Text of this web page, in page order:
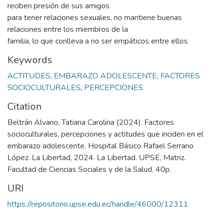
reciben presión de sus amigos
para tener relaciones sexuales, no mantiene buenas
relaciones entre los miembros de la
familia, lo que conlleva a no ser empáticos entre ellos.
Keywords
ACTITUDES, EMBARAZO ADOLESCENTE, FACTORES
SOCIOCULTURALES, PERCEPCIONES
Citation
Beltrán Alvario, Tatiana Carolina (2024). Factores
socioculturales, percepciones y actitudes que inciden en el
embarazo adolescente. Hospital Básico Rafael Serrano
López. La Libertad, 2024. La Libertad. UPSE, Matriz.
Facultad de Ciencias Sociales y de la Salud. 40p.
URI
https://repositorio.upse.edu.ec/handle/46000/12311